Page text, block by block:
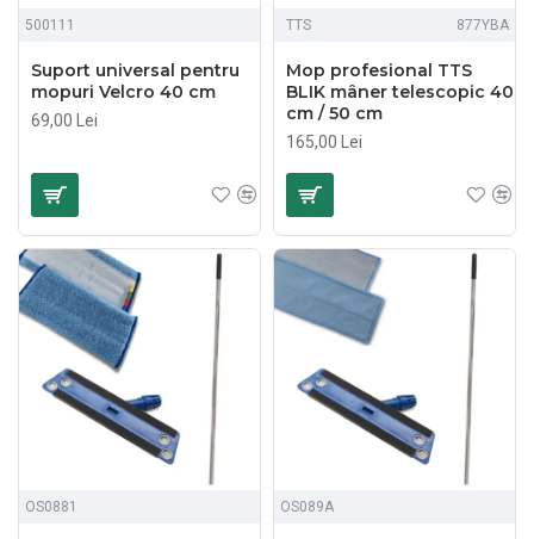
500111
Suport universal pentru
mopuri Velcro 40 cm
69,00 Lei
TTS 877YBA
Mop profesional TTS
BLIK mâner telescopic 40
cm / 50 cm
165,00 Lei
OS0881 OS089A